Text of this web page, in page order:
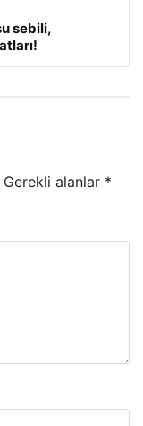
sebili,
Gerekli alanlar *